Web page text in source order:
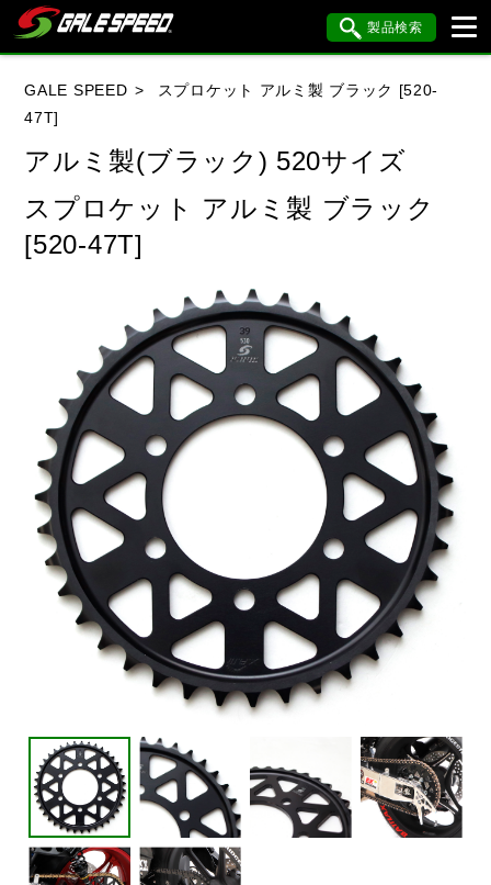
製品検索
HONDA YAMAHA SUZUKI
KAWASAKI
KTM
閉じる
GALE SPEED
スプロケット アルミ製 ブラック [520-
47T]
アルミ製(ブラック) 520サイズ
スプロケット アルミ製 ブラック
[520-47T]